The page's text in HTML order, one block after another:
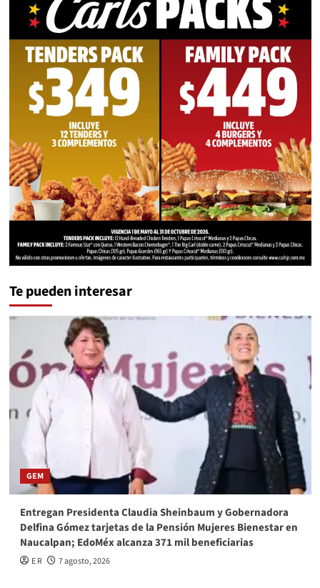
Te pueden interesar
GEM
Entregan Presidenta Claudia Sheinbaum y Gobernadora
Delfina Gómez tarjetas de la Pensión Mujeres Bienestar en
Naucalpan; EdoMéx alcanza 371 mil beneficiarias
E R 7 agosto, 2026